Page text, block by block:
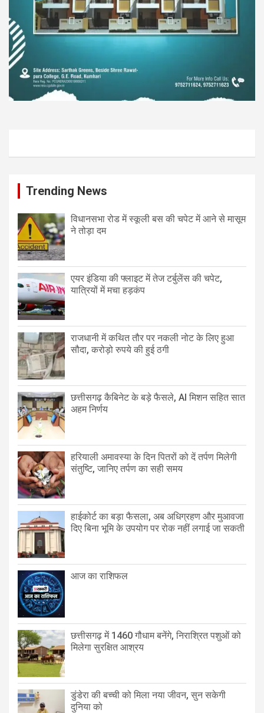
Trending News
विधानसभा रोड में स्कूली बस की चपेट में आने से मासूम
ने तोड़ा दम
एयर इंडिया की फ्लाइट में तेज टर्बुलेंस की चपेट,
यात्रियों में मचा हड़कंप
राजधानी में कथित तौर पर नकली नोट के लिए हुआ
सौदा, करोड़ो रुपये की हुई ठगी
छत्तीसगढ़ कैबिनेट के बड़े फैसले, AI मिशन सहित सात
अहम निर्णय
हरियाली अमावस्या के दिन पितरों को दें तर्पण मिलेगी
संतुष्टि, जानिए तर्पण का सही समय
हाईकोर्ट का बड़ा फैसला, अब अधिग्रहण और मुआवजा
दिए बिना भूमि के उपयोग पर रोक नहीं लगाई जा सकती
आज का राशिफल
छत्तीसगढ़ में 1460 गौधाम बनेंगे, निराश्रित पशुओं को
मिलेगा सुरक्षित आश्रय
डुंडेरा की बच्ची को मिला नया जीवन, सुन सकेगी
दुनिया को